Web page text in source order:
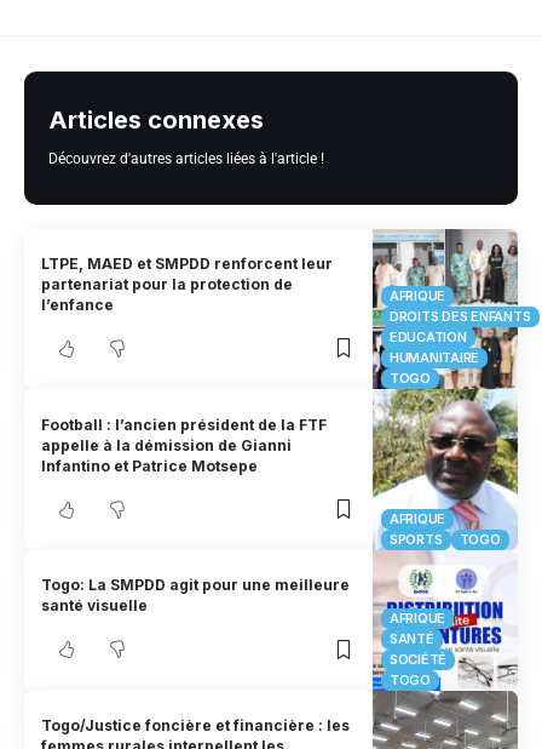
Articles connexes
Découvrez d'autres articles liées à l'article !
AFRIQUE
DROITS DES ENFANTS
EDUCATION
HUMANITAIRE
TOGO
LTPE, MAED et SMPDD renforcent leur
partenariat pour la protection de
l’enfance
AFRIQUE
SPORTS
TOGO
Football : l’ancien président de la FTF
appelle à la démission de Gianni
Infantino et Patrice Motsepe
AFRIQUE
SANTÉ
SOCIÉTÉ
TOGO
Togo: La SMPDD agit pour une meilleure
santé visuelle
Togo/Justice foncière et financière : les